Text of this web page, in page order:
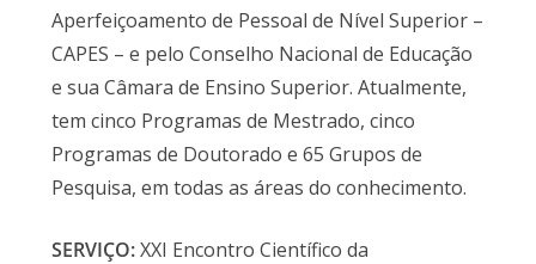
Aperfeiçoamento de Pessoal de Nível Superior –
CAPES – e pelo Conselho Nacional de Educação
e sua Câmara de Ensino Superior. Atualmente,
tem cinco Programas de Mestrado, cinco
Programas de Doutorado e 65 Grupos de
Pesquisa, em todas as áreas do conhecimento.
SERVIÇO:XXI Encontro Científico da